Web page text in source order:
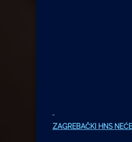
ZAGREBAČKI HNS